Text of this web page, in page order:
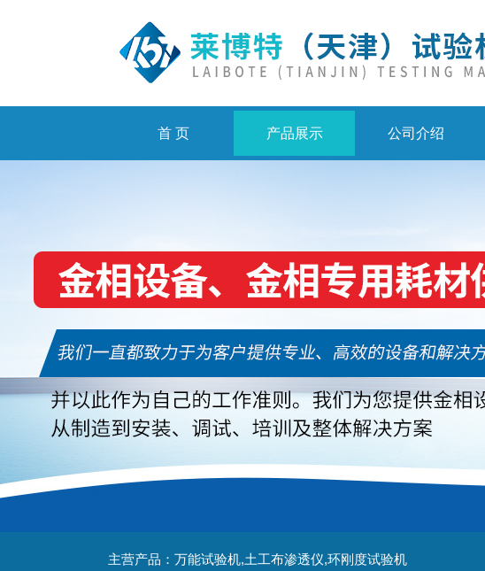
首 页 产品展示 公司介绍
主营产品：万能试验机,土工布渗透仪,环刚度试验机